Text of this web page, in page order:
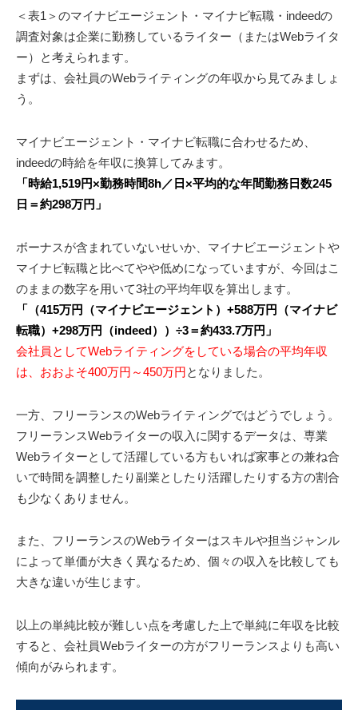
＜表1＞のマイナビエージェント・マイナビ転職・indeedの
調査対象は企業に勤務しているライター（またはWebライタ
ー）と考えられます。
まずは、会社員のWebライティングの年収から見てみましょ
う。
マイナビエージェント・マイナビ転職に合わせるため、
indeedの時給を年収に換算してみます。
「時給1,519円×勤務時間8h／日×平均的な年間勤務日数245
日＝約298万円」
ボーナスが含まれていないせいか、マイナビエージェントや
マイナビ転職と比べてやや低めになっていますが、今回はこ
のままの数字を用いて3社の平均年収を算出します。
「（415万円（マイナビエージェント）+588万円（マイナビ
転職）+298万円（indeed））÷3＝約433.7万円」
会社員としてWebライティングをしている場合の平均年収
は、おおよそ400万円～450万円となりました。
一方、フリーランスのWebライティングではどうでしょう。
フリーランスWebライターの収入に関するデータは、専業
Webライターとして活躍している方もいれば家事との兼ね合
いで時間を調整したり副業としたり活躍したりする方の割合
も少なくありません。
また、フリーランスのWebライターはスキルや担当ジャンル
によって単価が大きく異なるため、個々の収入を比較しても
大きな違いが生じます。
以上の単純比較が難しい点を考慮した上で単純に年収を比較
すると、会社員Webライターの方がフリーランスよりも高い
傾向がみられます。